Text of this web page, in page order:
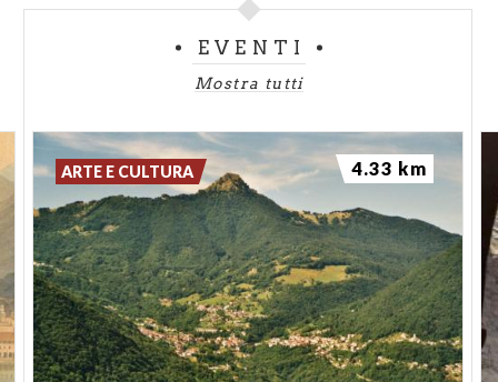
EVENTI
Mostra tutti
ARTE E CULTURA 4.33 km